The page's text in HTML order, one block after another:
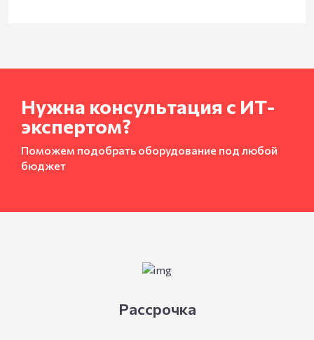
Нужна консультация с ИТ-
экспертом?
Поможем подобрать оборудование под любой
бюджет
Рассрочка